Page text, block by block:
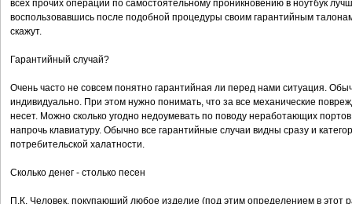
всех прочих операций по самостоятельному проникновению в ноутбук
воспользовавшись после подобной процедуры своим гарантийным
скажут.
Гарантийный случай?
Очень часто не совсем понятно гарантийная ли перед нами ситуация.
индивидуально. При этом нужно понимать, что за все механические
несет. Можно сколько угодно недоумевать по поводу неработающих
напрочь клавиатуру. Обычно все гарантийные случаи видны сразу и
потребительской халатности.
Сколько денег - столько песен
П.К. Человек, покупающий любое изделие (под этим определением в этот